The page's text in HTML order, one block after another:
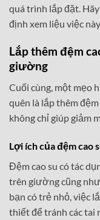
quá trình lắp đặt.
định xem liệu việc
Lắp thêm đệm
giường
Cuối cùng, một mẹo
quên là lắp thêm
không chỉ giúp giảm
Lợi ích của đệm cao
Đệm cao su có tác
trên giường cũng
bạn có trẻ nhỏ, việc
thiết để tránh các tai